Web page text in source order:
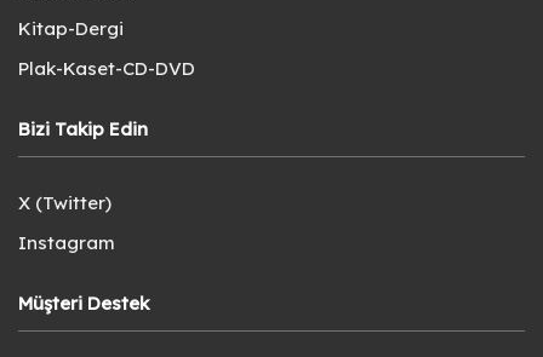
Kitap-Dergi
Plak-Kaset-CD-DVD
Bizi Takip Edin
X (Twitter)
Instagram
Müşteri Destek